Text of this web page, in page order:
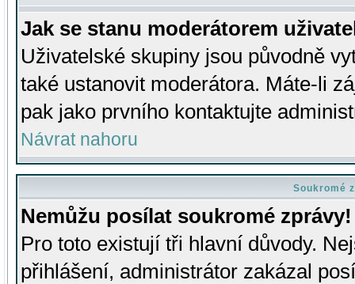
Jak se stanu moderátorem
Uživatelské skupiny jsou původně
také ustanovit moderátora. Máte-li
pak jako prvního kontaktujte
Návrat nahoru
Soukromé
Nemůžu posílat soukromé zprávy!
Pro toto existují tři hlavní důvody.
přihlášení, administrátor zakázal